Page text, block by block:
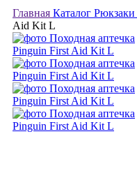
Главная Каталог Рюкзаки
Aid Kit L